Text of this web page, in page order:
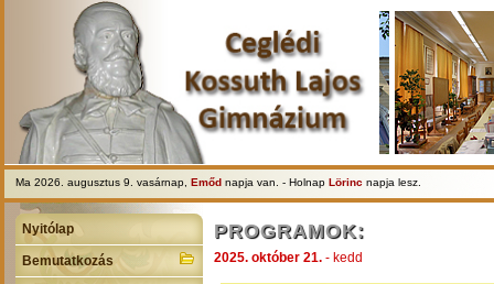
Ma 2026. augusztus 9. vasárnap, Emőd napja van. - Holnap Lörinc napja lesz.
Nyitólap
Bemutatkozás
PROGRAMOK:
2025. október 21. - kedd